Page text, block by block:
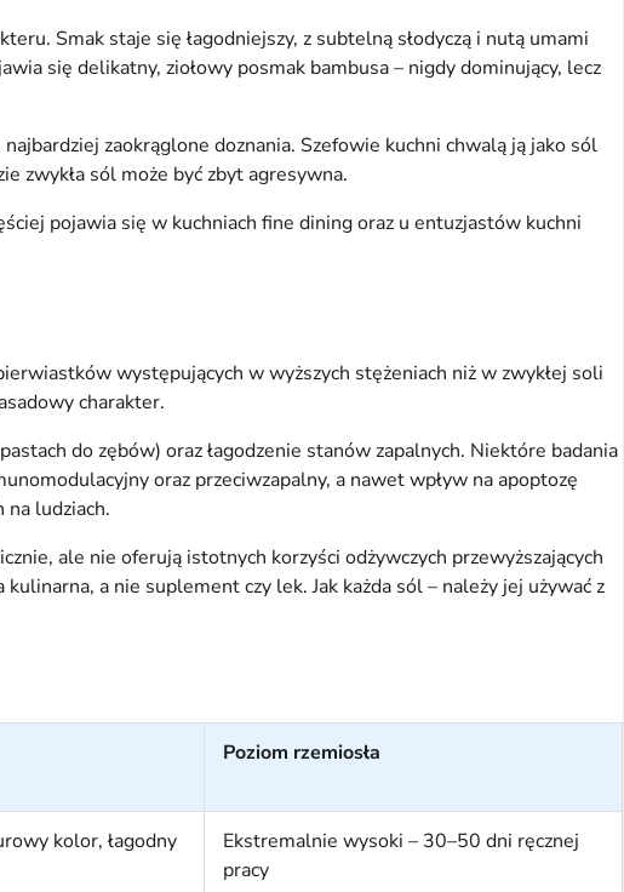
Smak staje się łagodniejszy, z subtelną słodyczą i nutą umami
się delikatny, ziołowy posmak bambusa – nigdy dominujący, lecz
zaokrąglone doznania. Szefowie kuchni chwalą ją jako sól
zwykła sól może być zbyt agresywna.
pojawia się w kuchniach fine dining oraz u entuzjastów kuchni
występujących w wyższych stężeniach niż w zwykłej soli
charakter.
do zębów) oraz łagodzenie stanów zapalnych. Niektóre badania
oraz przeciwzapalny, a nawet wpływ na apoptozę
ludziach.
ale nie oferują istotnych korzyści odżywczych przewyższających
a nie suplement czy lek. Jak każda sól – należy jej używać z
Poziom rzemiosła
kolor, łagodny
Ekstremalnie wysoki – 30–50 dni ręcznej
pracy